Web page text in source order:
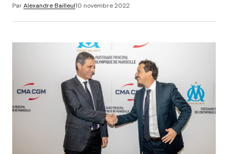
ParAlexandre Bailleul10 novembre 2022